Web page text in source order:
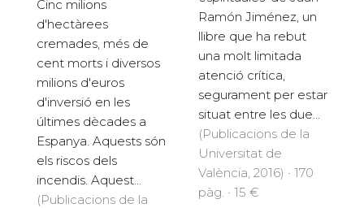
Cinc milions
d'hectàrees
cremades, més de
cent morts i diversos
milions d'euros
d'inversió en les
últimes dècades a
Espanya. Aquests són
els riscos dels
incendis. Aquest...
(Publicacions de la
Ramón Jiménez, un
llibre que ha rebut
una molt limitada
atenció crítica,
segurament per estar
situat entre les due...
(Publicacions de la
Universitat de
València, 2016) · 170
pàg. · 15 €